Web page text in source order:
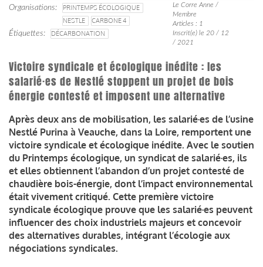
Organisations
PRINTEMPS ÉCOLOGIQUE
NESTLE
CARBONE 4
Étiquettes
DÉCARBONATION
Le Corre Anne /
Membre
Articles : 1
Inscrit(e) le 20 / 12
/ 2021
Victoire syndicale et écologique inédite : les
salarié·es de Nestlé stoppent un projet de bois
énergie contesté et imposent une alternative
Après deux ans de mobilisation, les salarié·es de l’usine
Nestlé Purina à Veauche, dans la Loire, remportent une
victoire syndicale et écologique inédite. Avec le soutien
du Printemps écologique, un syndicat de salarié·es, ils
et elles obtiennent l’abandon d’un projet contesté de
chaudière bois-énergie, dont l’impact environnemental
était vivement critiqué. Cette première victoire
syndicale écologique prouve que les salarié·es peuvent
influencer des choix industriels majeurs et concevoir
des alternatives durables, intégrant l’écologie aux
négociations syndicales.